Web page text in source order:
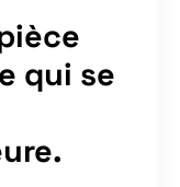
qui se